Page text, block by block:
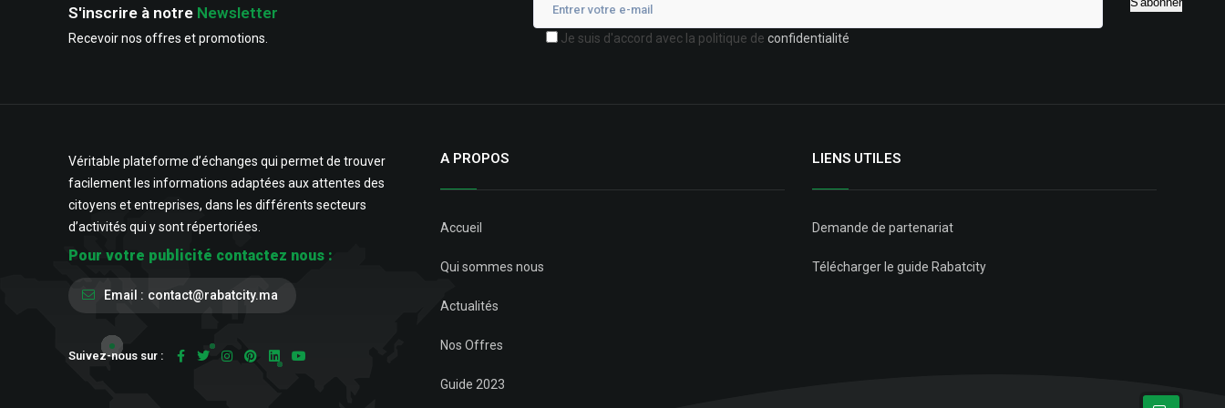
S'inscrire à notre Newsletter
Recevoir nos offres et promotions. Je suis d'accord avec la politique de confidentialité
Véritable plateforme d’échanges qui permet de trouver
facilement les informations adaptées aux attentes des
citoyens et entreprises, dans les différents secteurs
d’activités qui y sont répertoriées.
Pour votre publicité contactez nous :
Email : contact@rabatcity.ma
Suivez-nous sur :
A PROPOS
Accueil
Qui sommes nous
Actualités
Nos Offres
Guide 2023
LIENS UTILES
Demande de partenariat
Télécharger le guide Rabatcity